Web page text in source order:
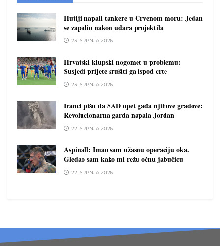
Hutiji napali tankere u Crvenom moru: Jedan
se zapalio nakon udara projektila
23. SRPNJA 2026.
Hrvatski klupski nogomet u problemu:
Susjedi prijete srušiti ga ispod crte
23. SRPNJA 2026.
Iranci pišu da SAD opet gađa njihove gradove:
Revolucionarna garda napala Jordan
22. SRPNJA 2026.
Aspinall: Imao sam užasnu operaciju oka.
Gledao sam kako mi režu očnu jabučicu
22. SRPNJA 2026.